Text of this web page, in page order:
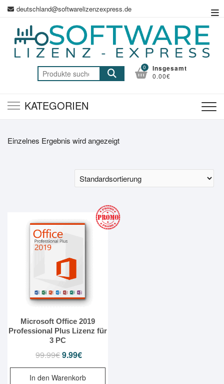
Zum
springen
deutschland@softwarelizenzexpress.de
Suche
nach:
0 Insgesamt
0.00€
KATEGORIEN
Einzelnes Ergebnis wird angezeigt
Microsoft Office 2019
Professional Plus Lizenz für
3 PC
99.99€Ursprünglicher
Preis
war:
9.99€
Preis
ist:
In den Warenkorb